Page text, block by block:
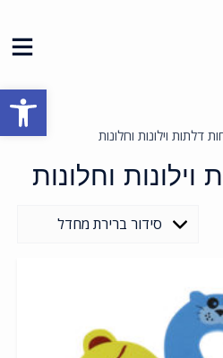
פתח
דלתות וילונות וחלונות
וחלונות